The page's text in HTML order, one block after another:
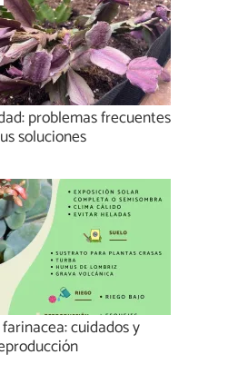
problemas frecuentes
soluciones
cuidados y